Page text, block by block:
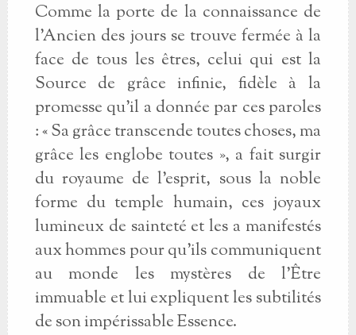
Comme la porte de la connaissance de
l’Ancien des jours se trouve fermée à la
face de tous les êtres, celui qui est la
Source de grâce infinie, fidèle à la
promesse qu’il a donnée par ces paroles
: « Sa grâce transcende toutes choses, ma
grâce les englobe toutes », a fait surgir
du royaume de l’esprit, sous la noble
forme du temple humain, ces joyaux
lumineux de sainteté et les a manifestés
aux hommes pour qu’ils communiquent
au monde les mystères de l’Être
immuable et lui expliquent les subtilités
de son impérissable Essence.